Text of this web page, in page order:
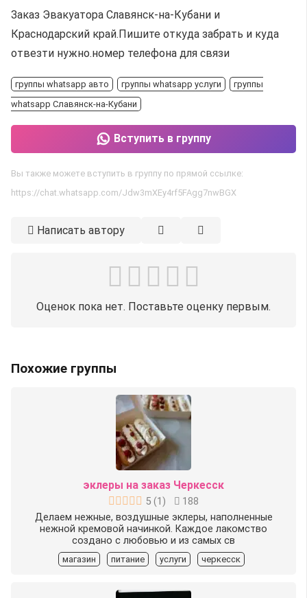
Заказ Эвакуатора Славянск-на-Кубани и
Краснодарский край.Пишите откуда забрать и куда
отвезти нужно.номер телефона для связи
группы whatsapp авто группы whatsapp услуги
группы
whatsapp Славянск-на-Кубани
Вступить в группу
Вы также можете вступить в группу по прямой ссылке:
https://chat.whatsapp.com/Jdw3mXEy4rf5FAgg7nwBGX
Написать автору
Оценок пока нет. Поставьте оценку первым.
Похожие группы
эклеры на заказ Черкесск
5 (1 )
188
Делаем нежные, воздушные эклеры, наполненные
нежной кремовой начинкой. Каждое лакомство
создано с любовью и из самых св
магазин питание услуги черкесск